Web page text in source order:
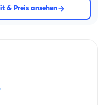
& Preis ansehen